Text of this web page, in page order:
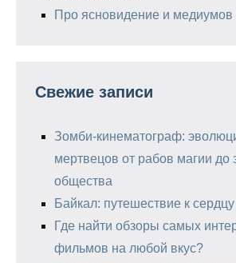
Про ясновидение и медиумов
Свежие записи
Зомби-кинематограф:
мертвецов от рабов магии до
общества
Байкал: путешествие к
Где найти обзоры самых
фильмов на любой вкус?